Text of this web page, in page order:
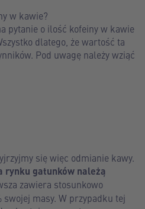
w kawie?
pytanie o ilość kofeiny w kawie
dlatego, że wartość ta
Pod uwagę należy wziąć
się więc odmianie kawy.
rynku gatunków należą
zawiera stosunkowo
swojej masy. W przypadku tej